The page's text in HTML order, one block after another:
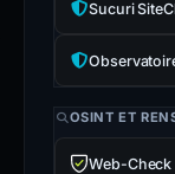
Sucuri
OSINT ET
Web-Check